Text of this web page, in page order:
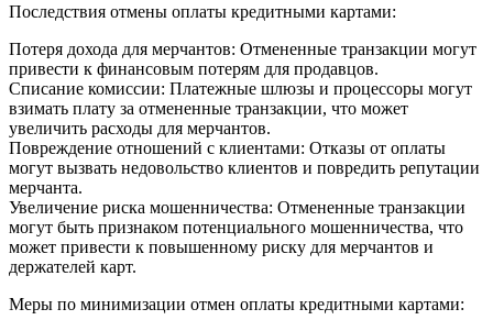
Последствия отмены оплаты кредитными картами:
Потеря дохода для мерчантов: Отмененные транзакции могут
привести к финансовым потерям для продавцов.
Списание комиссии: Платежные шлюзы и процессоры могут
взимать плату за отмененные транзакции, что может
увеличить расходы для мерчантов.
Повреждение отношений с клиентами: Отказы от оплаты
могут вызвать недовольство клиентов и повредить репутации
мерчанта.
Увеличение риска мошенничества: Отмененные транзакции
могут быть признаком потенциального мошенничества, что
может привести к повышенному риску для мерчантов и
держателей карт.
Меры по минимизации отмен оплаты кредитными картами: